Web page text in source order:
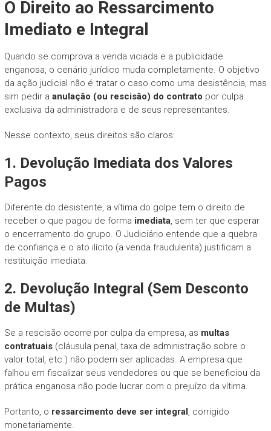
O Direito ao Ressarcimento
Imediato e Integral
Quando se comprova a venda viciada e a publicidade
enganosa, o cenário jurídico muda completamente. O objetivo
da ação judicial não é tratar o caso como uma desistência, mas
sim pedir a anulação (ou rescisão) do contrato por culpa
exclusiva da administradora e de seus representantes.
Nesse contexto, seus direitos são claros:
1. Devolução Imediata dos Valores
Pagos
Diferente do desistente, a vítima do golpe tem o direito de
receber o que pagou de forma imediata, sem ter que esperar
o encerramento do grupo. O Judiciário entende que a quebra
de confiança e o ato ilícito (a venda fraudulenta) justificam a
restituição imediata.
2. Devolução Integral (Sem Desconto
de Multas)
Se a rescisão ocorre por culpa da empresa, as multas
contratuais(cláusula penal, taxa de administração sobre o
valor total, etc.) não podem ser aplicadas. A empresa que
falhou em fiscalizar seus vendedores ou que se beneficiou da
prática enganosa não pode lucrar com o prejuízo da vítima.
Portanto, o ressarcimento deve ser integral, corrigido
monetariamente.